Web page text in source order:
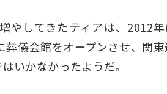
やしてきたティアは、2012年
葬儀会館をオープンさせ、関
いかなかったようだ。